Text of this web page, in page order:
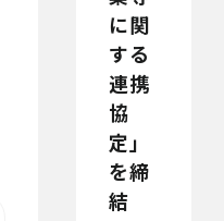
に関
する
連携
協
定」
を締
結